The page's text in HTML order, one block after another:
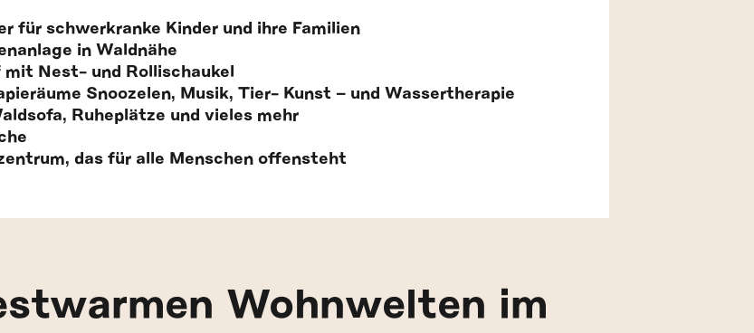
für schwerkranke Kinder und ihre Familien
in Waldnähe
mit Nest- und Rollischaukel
Snoozelen, Musik, Tier- Kunst – und Wassertherapie
Ruheplätze und vieles mehr
das für alle Menschen offensteht
Wohnwelten im